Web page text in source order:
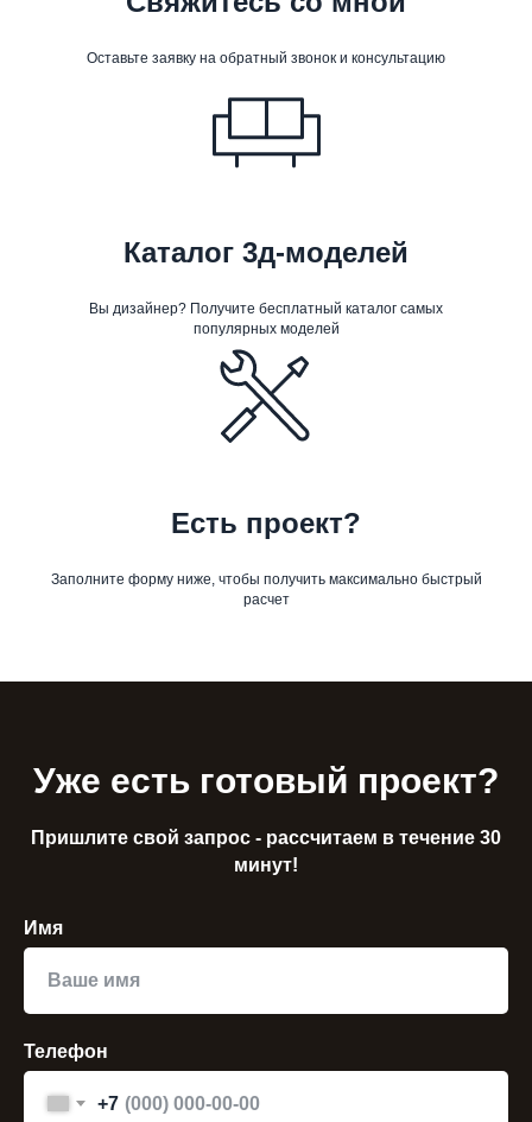
Оставьте заявку на обратный звонок и консультацию
Каталог 3д-моделей
Вы дизайнер? Получите бесплатный каталог самых
популярных моделей
Есть проект?
Заполните форму ниже, чтобы получить максимально быстрый
расчет
Уже есть готовый проект?
Пришлите свой запрос - рассчитаем в течение 30
минут!
Имя
Телефон
+7